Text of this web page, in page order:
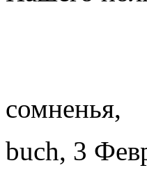
сомненья,
buch, 3